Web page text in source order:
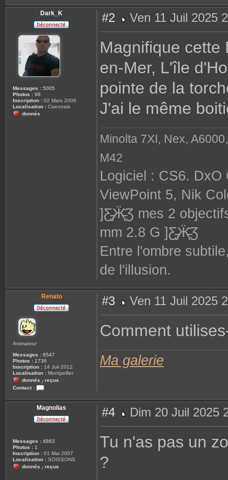
Dark_K
Messages : 5005
Photos : 98
Inscription : 02 Mars 2006
Localisation : Caennais
donnés
#2
e
a
g
e
Ven 11 Juil 2025
Magnifique cette
en-Mer, L'île
pointe de la
J'ai le même
Minolta 7XI, Nex,
M42
Logiciel : CS6. DxO
ViewPoint 5, Nik
]Ƹ̵̡Ӝ̵̨̄Ʒ mes 2
mm 2.8 G ]Ƹ̵̡Ӝ̵̨̄Ʒ
Entre l'ombre
de l'illusion.
Renato
Animateur
Messages : 6547
Photos : 1736
Inscription : 14 Juil 2012
Localisation : Montpellier
donnés / reçus
Contact :
o
n
a
c
r
e
n
a
#3
e
Ven 11 Juil 2025
Comment
Ma galerie
Magnolias
Messages : 4863
Photos : 1
Inscription : 01 Mai 2007
Localisation : SOISSONS
donnés / reçus
#4
e
Dim 20 Juil 2025
Tu n'as pas un
?